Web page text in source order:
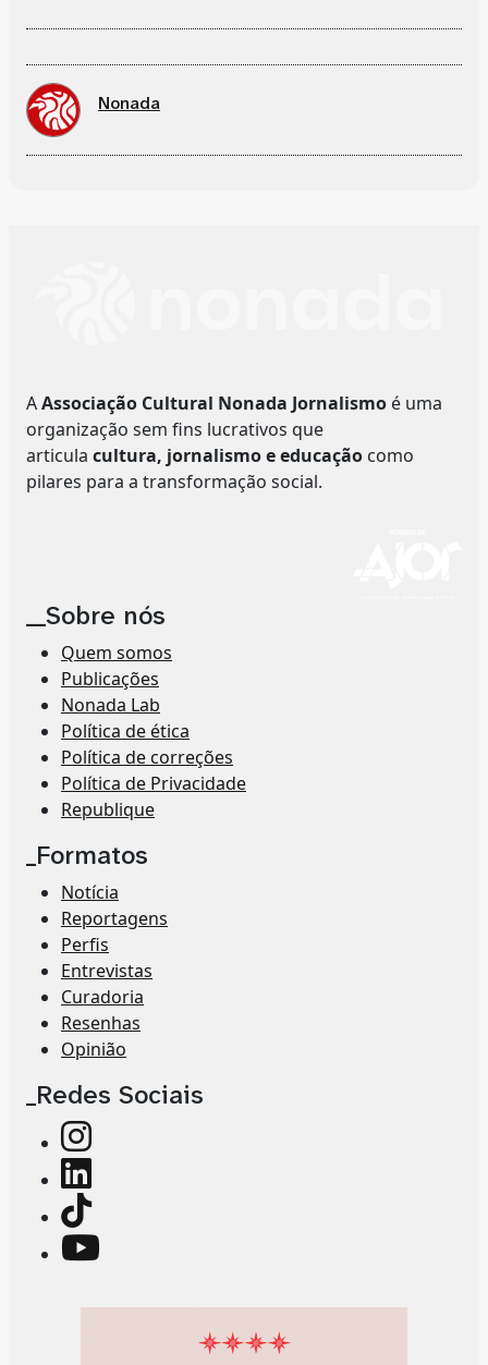
Nonada
AAssociação Cultural Nonada Jornalismo é uma
organização sem fins lucrativos que
articula cultura, jornalismo e educação como
pilares para a transformação social.
__Sobre nós
Quem somos
Publicações
Nonada Lab
Política de ética
Política de correções
Política de Privacidade
Republique
_Formatos
Notícia
Reportagens
Perfis
Entrevistas
Curadoria
Resenhas
Opinião
_Redes Sociais